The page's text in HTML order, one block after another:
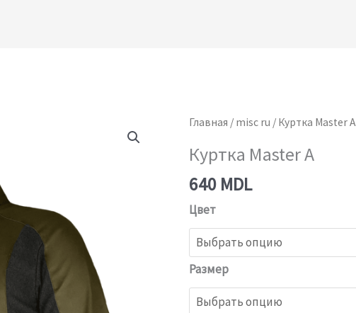
Главная / misc ru / Куртка Master A
Куртка Master A
640 MDL
Цвет
Размер
Количество
Куртка
Master
A